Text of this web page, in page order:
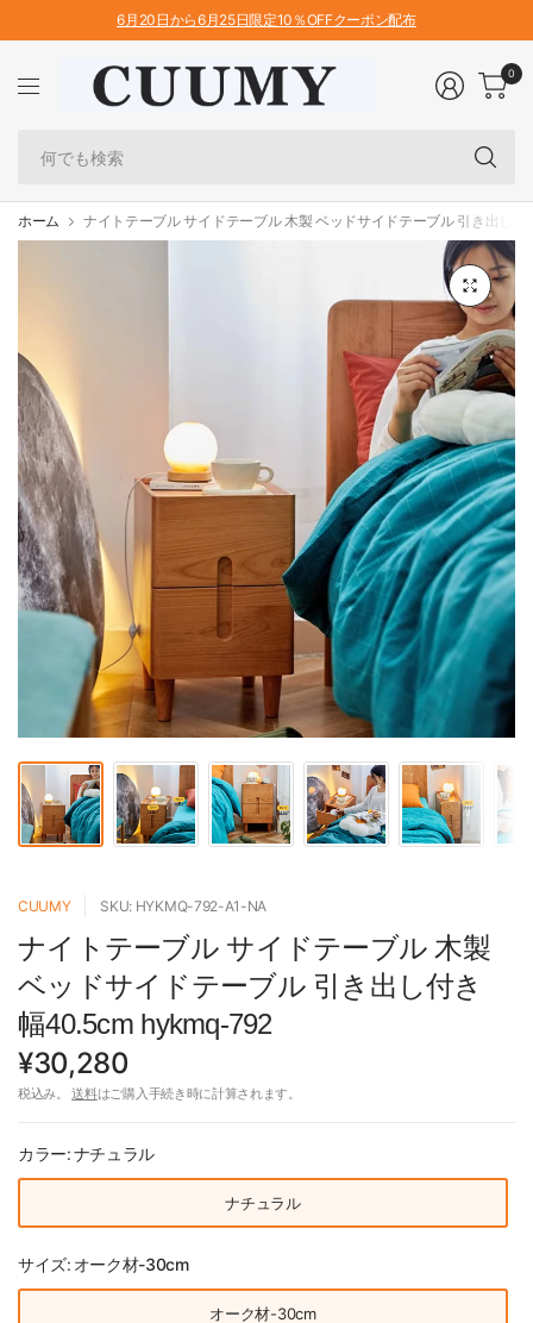
6月20日から6月25日限定10％OFFクーポン配布
索
0
ホーム ナイトテーブル サイドテーブル 木製 ベッドサイドテーブル 引き出し
CUUMY SKU: HYKMQ-792-A1-NA
ナイトテーブル サイドテーブル 木製
ベッドサイドテーブル 引き出し付き
幅40.5cm hykmq-792
¥30,280
税込み。送料はご購入手続き時に計算されます。
カラー:ナチュラル
ナチュラル
サイズ: オーク材-30cm
オーク材-30cm